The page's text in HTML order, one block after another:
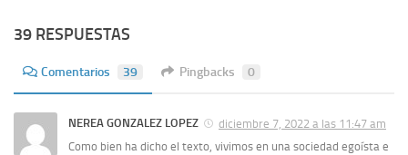
39 RESPUESTAS
Comentarios 39 Pingbacks 0
NEREA GONZALEZ LOPEZ
diciembre 7, 2022 a las 11:47 am
Como bien ha dicho el texto, vivimos en una sociedad egoísta e